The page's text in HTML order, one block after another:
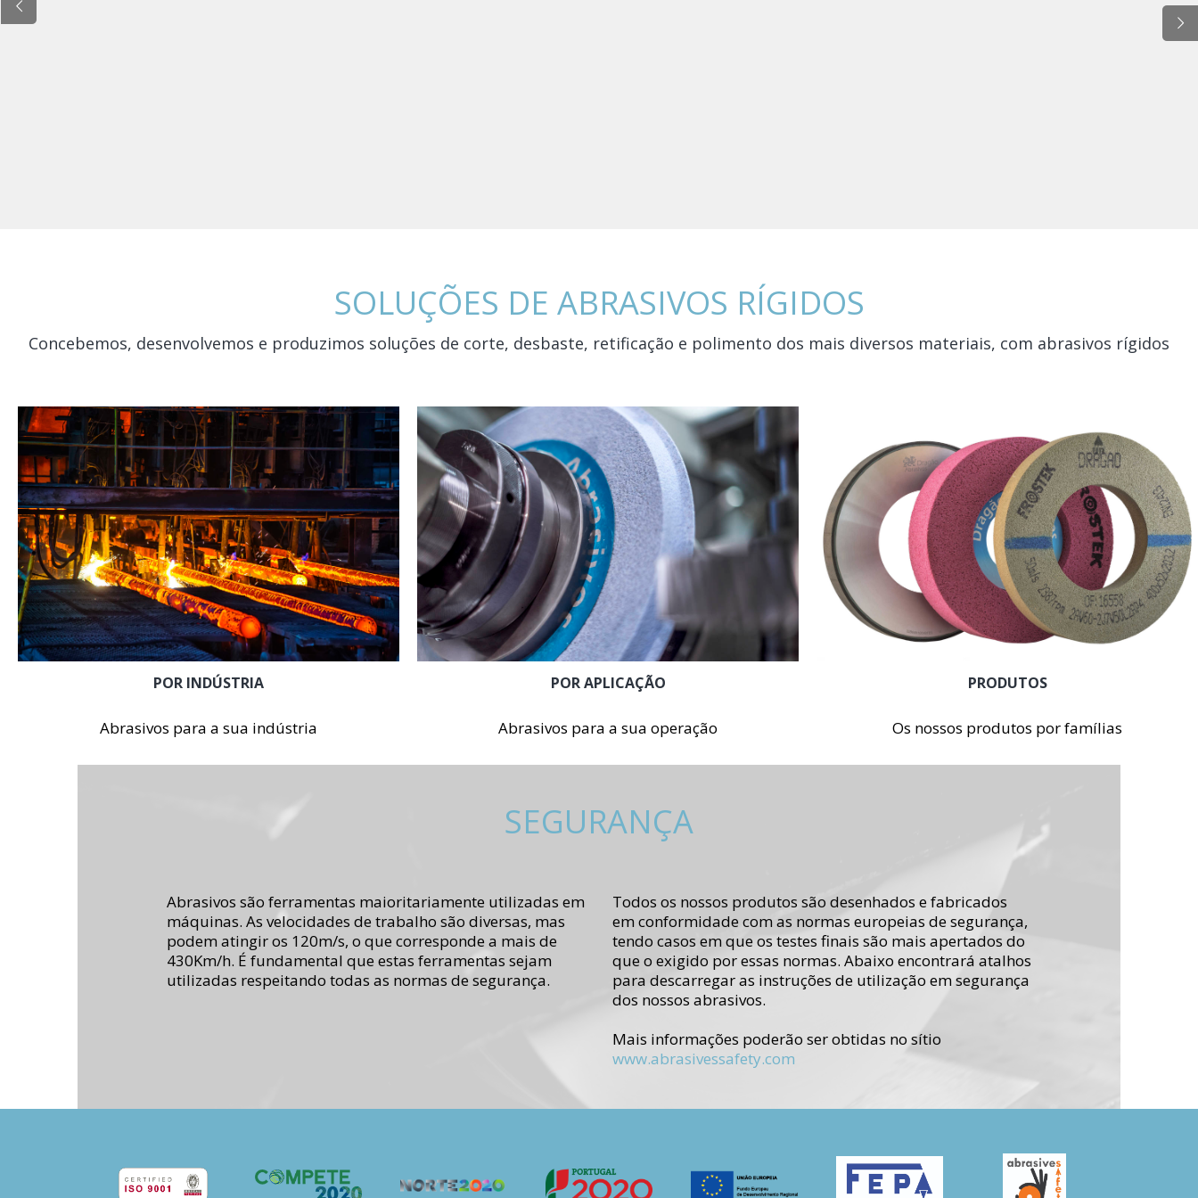
SOLUÇÕES DE ABRASIVOS RÍGIDOS
Concebemos, desenvolvemos e produzimos soluções de corte, desbaste, retificação e polimento dos mais diversos materiais, com abrasivos rígidos
POR INDÚSTRIA
Abrasivos para a sua indústria
POR APLICAÇÃO
Abrasivos para a sua operação
PRODUTOS
Os nossos produtos por famílias
SEGURANÇA
Abrasivos são ferramentas maioritariamente utilizadas em
máquinas. As velocidades de trabalho são diversas, mas
podem atingir os 120m/s, o que corresponde a mais de
430Km/h. É fundamental que estas ferramentas sejam
utilizadas respeitando todas as normas de segurança.
Todos os nossos produtos são desenhados e fabricados
em conformidade com as normas europeias de segurança,
tendo casos em que os testes finais são mais apertados do
que o exigido por essas normas. Abaixo encontrará atalhos
para descarregar as instruções de utilização em segurança
dos nossos abrasivos.
Mais informações poderão ser obtidas no sítio
www.abrasivessafety.com